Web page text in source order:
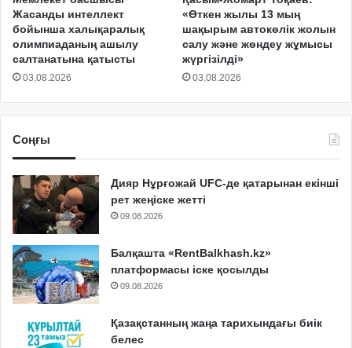
Жасанды интеллект
бойынша халықаралық
олимпиаданың ашылу
салтанатына қатысты
03.08.2026
«Өткен жылы 13 мың
шақырым автокөлік жолын
салу және жөндеу жұмысы
жүргізілді»
03.08.2026
Соңғы
Дияр Нұрғожай UFC-де қатарынан екінші
рет жеңіске жетті
09.08.2026
Балқашта «RentBalkhash.kz»
платформасы іске қосылды
09.08.2026
Қазақстанның жаңа тарихындағы биік
белес